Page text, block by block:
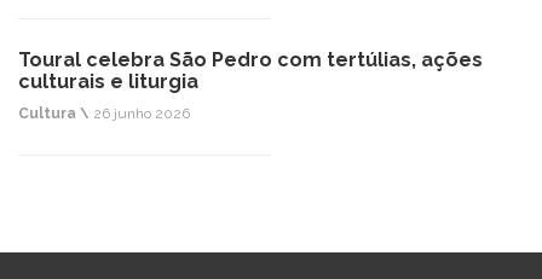
Toural celebra São Pedro com tertúlias, ações
culturais e liturgia
Cultura \ 26 junho 2026